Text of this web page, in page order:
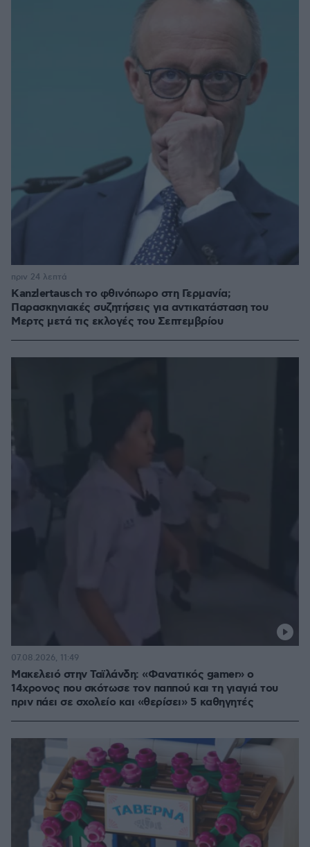
Kanzlertausch το φθινόπωρο στη Γερμανία;
Παρασκηνιακές συζητήσεις για αντικατάσταση του
Μερτς μετά τις εκλογές του Σεπτεμβρίου
πριν 24 λεπτά
Μακελειό στην Ταϊλάνδη: «Φανατικός gamer» ο
14χρονος που σκότωσε τον παππού και τη γιαγιά του
πριν πάει σε σχολείο και «θερίσει» 5 καθηγητές
07.08.2026, 11:49